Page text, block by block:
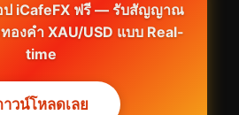
ป iCafeFX ฟรี — รับสัญญาณ
องคำ XAU/USD แบบ Real-
time
าวน์โหลดเลย